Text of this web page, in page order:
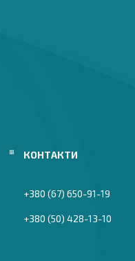
+380 (67) 650-91-19
+380 (50) 428-13-10